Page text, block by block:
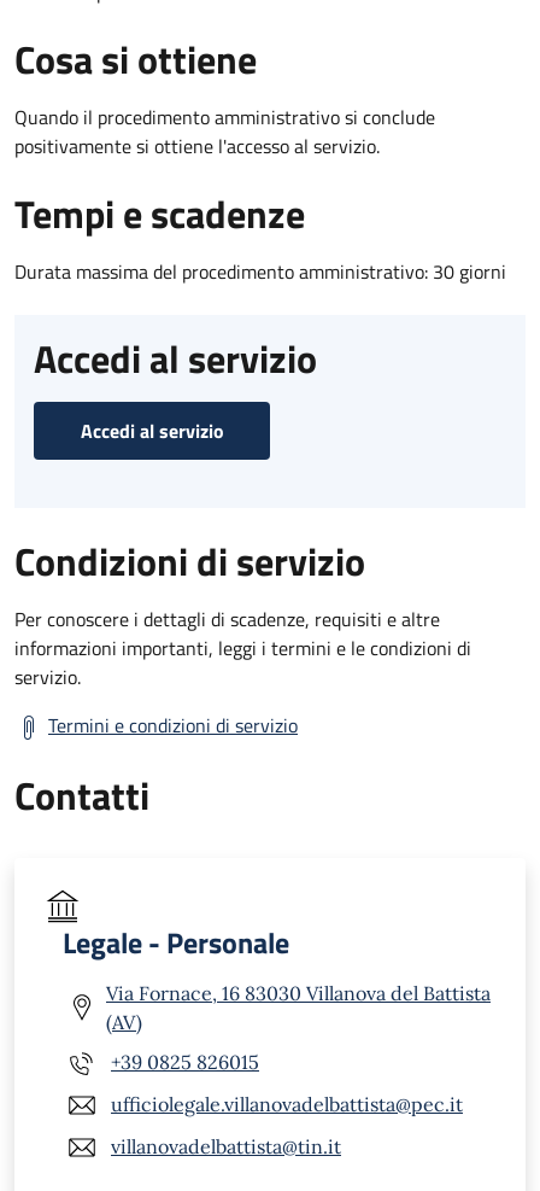
Cosa si ottiene
Quando il procedimento amministrativo si conclude
positivamente si ottiene l'accesso al servizio.
Tempi e scadenze
Durata massima del procedimento amministrativo: 30 giorni
Accedi al servizio
Accedi al servizio
Condizioni di servizio
Per conoscere i dettagli di scadenze, requisiti e altre
informazioni importanti, leggi i termini e le condizioni di
servizio.
Termini e condizioni di servizio
Contatti
Legale - Personale
Via Fornace, 16 83030 Villanova del Battista
(AV)
+39 0825 826015
ufficiolegale.villanovadelbattista@pec.it
villanovadelbattista@tin.it